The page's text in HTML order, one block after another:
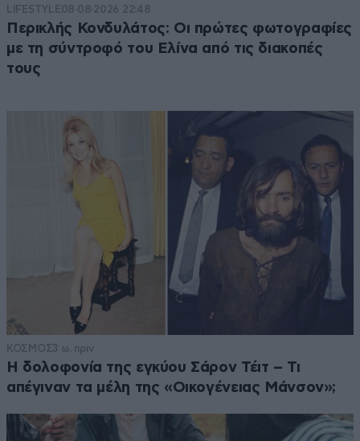
LIFESTYLE08·08·2026 22:48
Περικλής Κονδυλάτος: Οι πρώτες φωτογραφίες
με τη σύντροφό του Ελίνα από τις διακοπές
τους
ΚΟΣΜΟΣ3 ω. πριν
Η δολοφονία της εγκύου Σάρον Τέιτ – Τι
απέγιναν τα μέλη της «Οικογένειας Μάνσον»;